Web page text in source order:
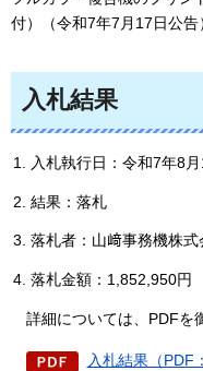
付）（令和7年7月17日公告
入札結果
入札執行日：令和7年8月
結果：落札
落札者：山﨑事務機株式
落札金額：1,852,950円
詳細については、PDFを
入札結果（PDF